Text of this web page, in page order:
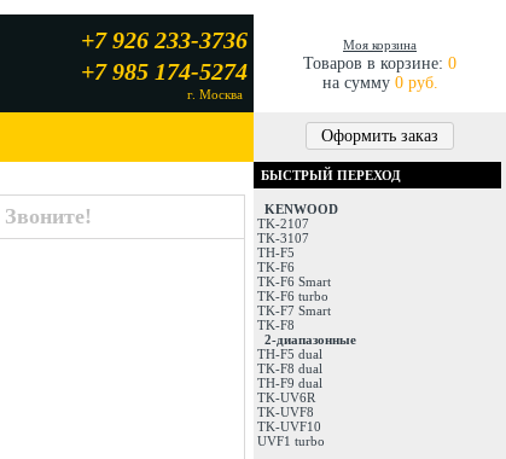
+7 926 233-3736
+7 985 174-5274
г. Москва
Моя корзина
Товаров в корзине: 0
на сумму 0 руб.
Оформить заказ
БЫСТРЫЙ ПЕРЕХОД
KENWOOD
TK-2107
TK-3107
TH-F5
TK-F6
TK-F6 Smart
TK-F6 turbo
TK-F7 Smart
TK-F8
2-диапазонные
TH-F5 dual
TK-F8 dual
TH-F9 dual
TK-UV6R
TK-UVF8
TK-UVF10
UVF1 turbo